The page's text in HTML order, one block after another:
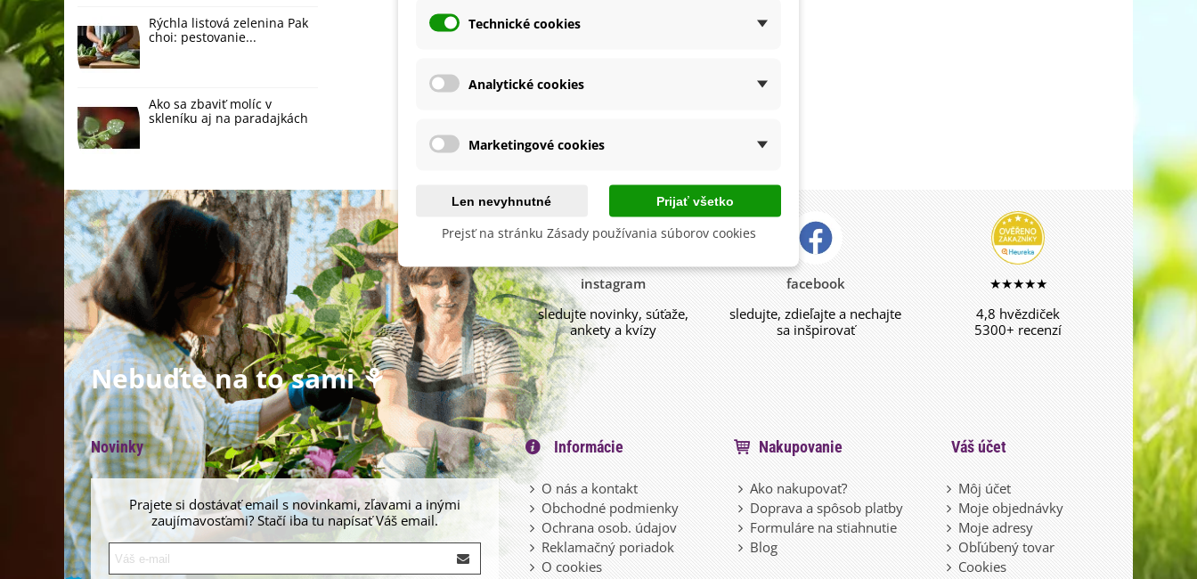
Rýchla listová zelenina Pak
choi: pestovanie...
Ako sa zbaviť molíc v
skleníku aj na paradajkách
Čo vysievať v júni? Objavte
13 druhov zeleniny...
Nebuďte na to sami ⚘
instagram
sledujte novinky, súťaže,
ankety a kvízy
facebook
sledujte, zdieľajte a nechajte
sa inšpirovať
★★★★★
4,8 hvězdiček
5300+ recenzí
Novinky
Prajete si dostávať email s novinkami, zľavami a inými
zaujímavosťami? Stačí iba tu napísať Váš email.
Informácie
O nás a kontakt
Obchodné podmienky
Ochrana osob. údajov
Reklamačný poriadok
O cookies
Nakupovanie
Ako nakupovať?
Doprava a spôsob platby
Formuláre na stiahnutie
Blog
Váš účet
Môj účet
Moje objednávky
Moje adresy
Obľúbený tovar
Cookies
Technické cookies
Analytické cookies
Marketingové cookies
Len nevyhnutné Prijať všetko
Prejsť na stránku Zásady používania súborov cookies